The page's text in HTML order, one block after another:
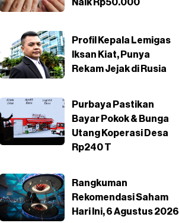
Naik Rp50.000
Profil Kepala Lemigas
Iksan Kiat, Punya
Rekam Jejak di Rusia
Purbaya Pastikan
Bayar Pokok & Bunga
Utang Koperasi Desa
Rp240 T
Rangkuman
Rekomendasi Saham
Hari Ini, 6 Agustus 2026